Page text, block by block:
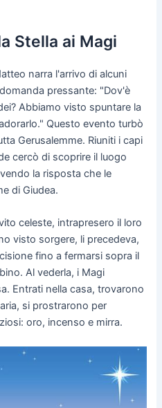
Stella ai Magi
narra l'arrivo di alcuni
pressante: "Dov'è
Abbiamo visto spuntare la
Questo evento turbò
Gerusalemme. Riuniti i capi
cercò di scoprire il luogo
la risposta che le
di Giudea.
celeste, intrapresero il loro
visto sorgere, li precedeva,
fino a fermarsi sopra il
Al vederla, i Magi
Entrati nella casa, trovarono
si prostrarono per
oro, incenso e mirra.